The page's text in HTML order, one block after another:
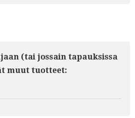
(tai jossain tapauksissa
muut tuotteet: